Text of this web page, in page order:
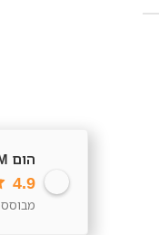
הום COM
4.9
מבוסס על 551